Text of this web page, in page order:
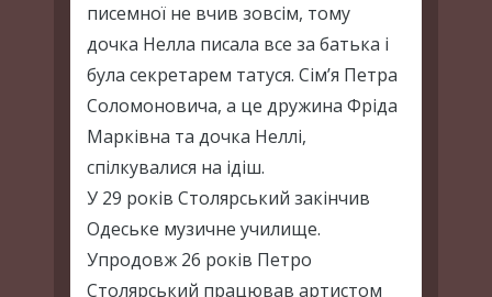
писемної не вчив зовсім, тому
дочка Нелла писала все за батька і
була секретарем татуся. Сім’я Петра
Соломоновича, а це дружина Фріда
Марківна та дочка Неллі,
спілкувалися на ідіш.
У 29 років Столярський закінчив
Одеське музичне училище.
Упродовж 26 років Петро
Столярський працював артистом